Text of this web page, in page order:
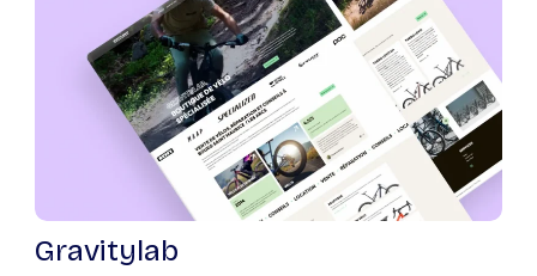
Gravitylab